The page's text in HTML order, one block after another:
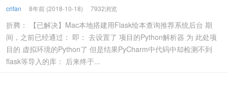
crifan 8年前 (2018-10-18) 7932浏览
折腾： 【已解决】Mac本地搭建用Flask绘本查询推荐系统后台 期
间，之前已经通过： 即： 去设置了 项目的Python解析器 为 此处项
目的 虚拟环境的Python了 但是结果PyCharm中代码中却检测不到
flask等导入的库： 后来终于...